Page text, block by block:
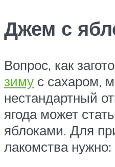
Джем с
Вопрос, как
зиму с сахаром,
нестандартный
ягода может
яблоками. Для
лакомства нужно: